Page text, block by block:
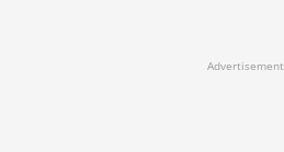
Advertisement